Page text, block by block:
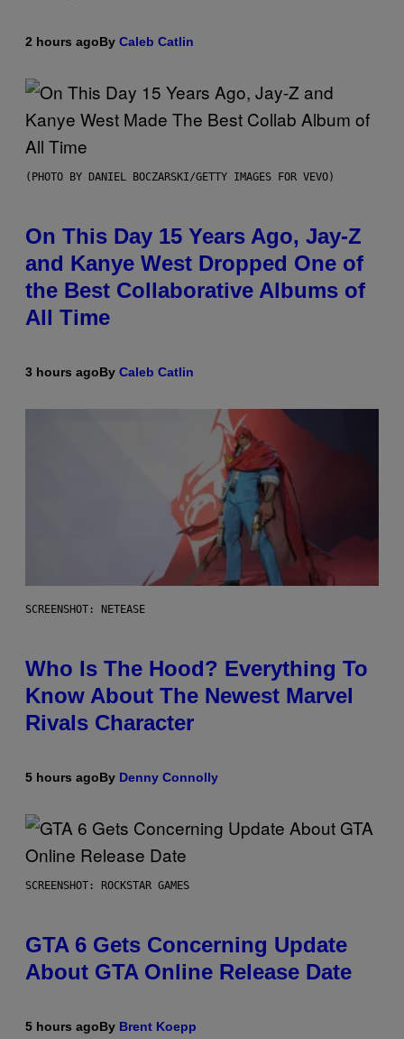
2 hours agoBy Caleb Catlin
(PHOTO BY DANIEL BOCZARSKI/GETTY IMAGES FOR VEVO)
On This Day 15 Years Ago, Jay-Z
and Kanye West Dropped One of
the Best Collaborative Albums of
All Time
3 hours agoBy Caleb Catlin
SCREENSHOT: NETEASE
Who Is The Hood? Everything To
Know About The Newest Marvel
Rivals Character
5 hours agoBy Denny Connolly
SCREENSHOT: ROCKSTAR GAMES
GTA 6 Gets Concerning Update
About GTA Online Release Date
5 hours agoBy Brent Koepp